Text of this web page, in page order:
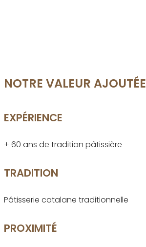
NOTRE VALEUR AJOUTÉE
EXPÉRIENCE
+ 60 ans de tradition pâtissière
TRADITION
Pâtisserie catalane traditionnelle
PROXIMITÉ